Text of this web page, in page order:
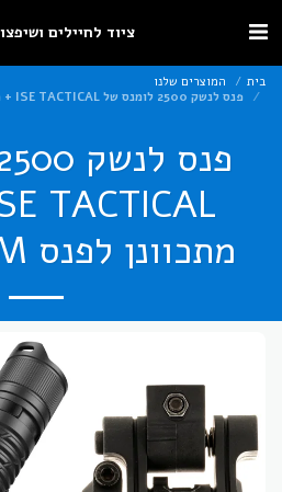
ציוד לחיילים
בית
המוצרים שלנו
פנס לנשק 2500 לומנס של ISE TACTICAL + מתאם מתכוונן לפנס ISE - 5PFM
מתכוונן לפנס ISE - 5PFM